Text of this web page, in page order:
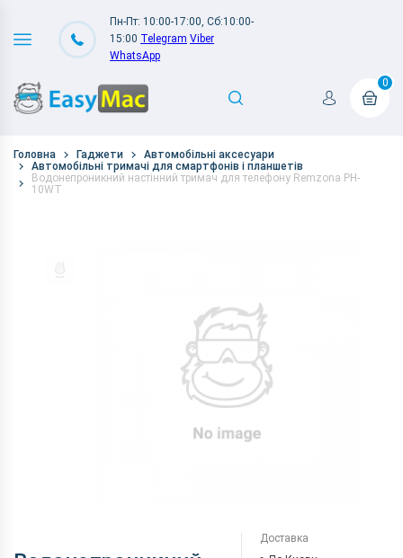
Пн-Пт: 10:00-17:00, Сб:10:00-
15:00 Telegram Viber
WhatsApp
0
Головна Гаджети
Автомобільні аксесуари
Автомобільні тримачі для смартфонів і планшетів
Водонепроникний настінний тримач для телефону Remzona PH-
10WT
Доставка